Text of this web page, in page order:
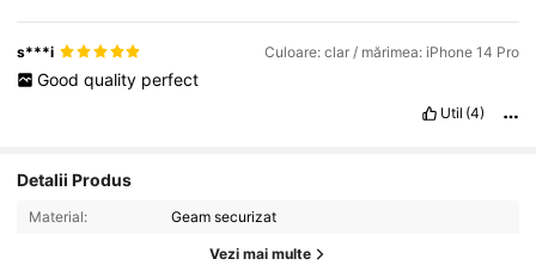
s***i Culoare: clar / mărimea: iPhone 14 Pro
Good quality perfect
Util (4)
Detalii Produs
Material: Geam securizat
Vezi mai multe